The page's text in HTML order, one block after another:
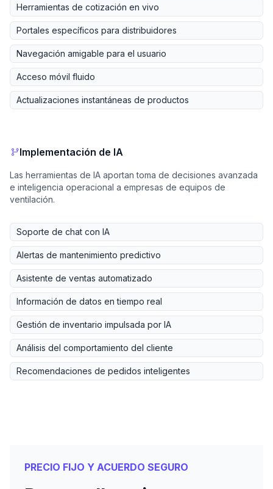
Herramientas de cotización en vivo
Portales específicos para distribuidores
Navegación amigable para el usuario
Acceso móvil fluido
Actualizaciones instantáneas de productos
Implementación de IA
Las herramientas de IA aportan toma de decisiones avanzada
e inteligencia operacional a empresas de equipos de
ventilación.
Soporte de chat con IA
Alertas de mantenimiento predictivo
Asistente de ventas automatizado
Información de datos en tiempo real
Gestión de inventario impulsada por IA
Análisis del comportamiento del cliente
Recomendaciones de pedidos inteligentes
PRECIO FIJO Y ACUERDO SEGURO